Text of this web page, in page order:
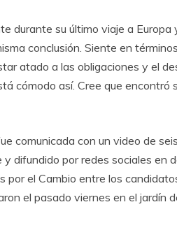
durante su último viaje a Europa
conclusión. Siente en
atado a las obligaciones y el
cómodo así. Cree que encontró
comunicada con un video de
difundido por redes sociales en
por el Cambio entre los
el pasado viernes en el jardín